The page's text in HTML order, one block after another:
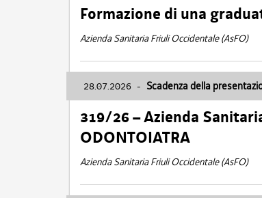
Formazione di una
Azienda Sanitaria Friuli Occidentale (AsFO)
28.07.2026 - Scadenza della
319/26 – Azienda
ODONTOIATRA
Azienda Sanitaria Friuli Occidentale (AsFO)